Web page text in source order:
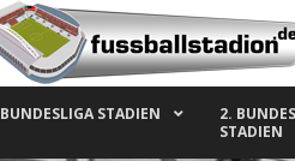
BUNDESLIGA STADIEN
2.
STADIEN